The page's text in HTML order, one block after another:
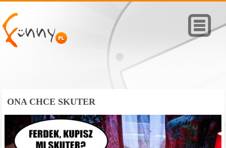
ONA CHCE SKUTER